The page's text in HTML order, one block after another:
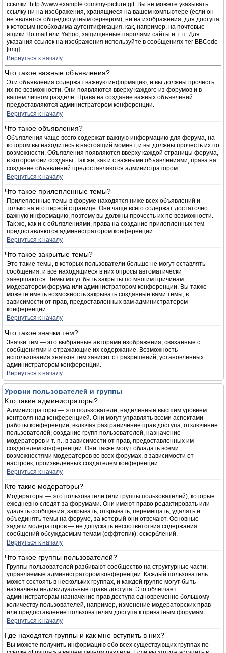
ссылки: http://www.example.com/my-picture.gif. Вы не можете указывать
ссылку ни на изображения, хранящиеся на вашем компьютере (если он
не является общедоступным сервером), ни на изображения, для доступа
к которым необходима аутентификация, как, например, на почтовые
ящики Hotmail или Yahoo, защищённые паролями сайты и т. п. Для
указания ссылок на изображения используйте в сообщениях тег BBCode
[img].
Вернуться к началу
Что такое важные объявления?
Эти объявления содержат важную информацию, и вы должны прочесть
их по возможности. Они появляются вверху каждого из форумов и в
вашем личном разделе. Права на создание важных объявлений
предоставляются администратором конференции.
Вернуться к началу
Что такое объявления?
Объявления чаще всего содержат важную информацию для форума, на
котором вы находитесь в настоящий момент, и вы должны прочесть их по
возможности. Объявления появляются вверху каждой страницы форума,
в котором они созданы. Так же, как и с важными объявлениями, права на
создание объявлений предоставляются администратором.
Вернуться к началу
Что такое прилепленные темы?
Прилепленные темы в форуме находятся ниже всех объявлений и
только на его первой странице. Они чаще всего содержат достаточно
важную информацию, поэтому вы должны прочесть их по возможности.
Так же, как и с объявлениями, права на создание прилепленных тем
предоставляются администратором конференции.
Вернуться к началу
Что такое закрытые темы?
Это такие темы, в которых пользователи больше не могут оставлять
сообщения, и все находящиеся в них опросы автоматически
завершаются. Темы могут быть закрыты по многим причинам
модератором форума или администратором конференции. Вы также
можете иметь возможность закрывать созданные вами темы, в
зависимости от прав, предоставленных вам администратором
конференции.
Вернуться к началу
Что такое значки тем?
Значки тем — это выбранные авторами изображения, связанные с
сообщениями и отражающие их содержание. Возможность
использования значков тем зависит от разрешений, установленных
администратором конференции.
Вернуться к началу
Уровни пользователей и группы
Кто такие администраторы?
Администраторы — это пользователи, наделённые высшим уровнем
контроля над конференцией. Они могут управлять всеми аспектами
работы конференции, включая разграничение прав доступа, отключение
пользователей, создание групп пользователей, назначение
модераторов и т. п., в зависимости от прав, предоставленных им
создателем конференции. Они также могут обладать всеми
возможностями модераторов во всех форумах, в зависимости от
настроек, произведённых создателем конференции.
Вернуться к началу
Кто такие модераторы?
Модераторы — это пользователи (или группы пользователей), которые
ежедневно следят за форумами. Они имеют право редактировать или
удалять сообщения, закрывать, открывать, перемещать, удалять и
объединять темы на форуме, за который они отвечают. Основные
задачи модераторов — не допускать несоответствия содержания
сообщений обсуждаемым темам (оффтопик), оскорблений.
Вернуться к началу
Что такое группы пользователей?
Группы пользователей разбивают сообщество на структурные части,
управляемые администратором конференции. Каждый пользователь
может состоять в нескольких группах, и каждой группе могут быть
назначены индивидуальные права доступа. Это облегчает
администраторам назначение прав доступа одновременно большому
количеству пользователей, например, изменение модераторских прав
или предоставление пользователям доступа к приватным форумам.
Вернуться к началу
Где находятся группы и как мне вступить в них?
Вы можете получить информацию обо всех существующих группах по